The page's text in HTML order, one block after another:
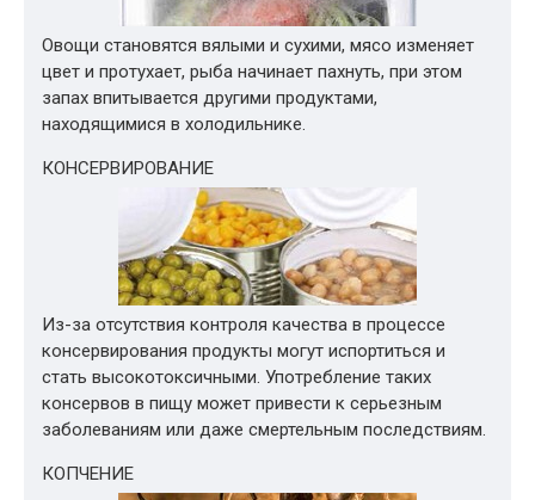
Овощи становятся вялыми и сухими, мясо изменяет
цвет и протухает, рыба начинает пахнуть, при этом
запах впитывается другими продуктами,
находящимися в холодильнике.
КОНСЕРВИРОВАНИЕ
Из-за отсутствия контроля качества в процессе
консервирования продукты могут испортиться и
стать высокотоксичными. Употребление таких
консервов в пищу может привести к серьезным
заболеваниям или даже смертельным последствиям.
КОПЧЕНИЕ